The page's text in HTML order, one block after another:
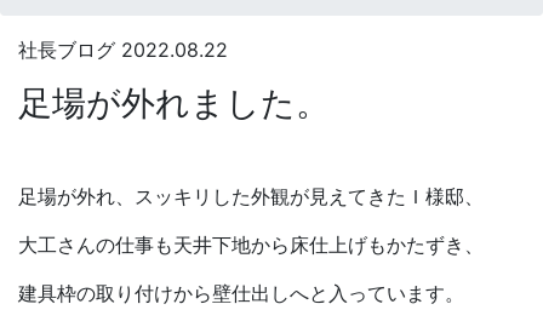
社長ブログ 2022.08.22
足場が外れました。
足場が外れ、スッキリした外観が見えてきたＩ様邸、
大工さんの仕事も天井下地から床仕上げもかたずき、
建具枠の取り付けから壁仕出しへと入っています。